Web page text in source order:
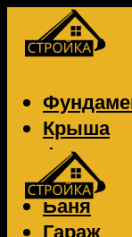
Крыша
Фасад
Забор
Баня
Гараж